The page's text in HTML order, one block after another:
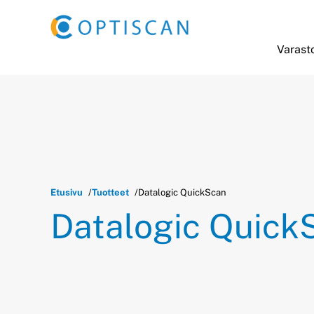
Etusivu Tuotteet Datalogic QuickScan
Datalogic